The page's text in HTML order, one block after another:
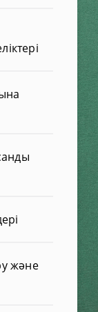
және